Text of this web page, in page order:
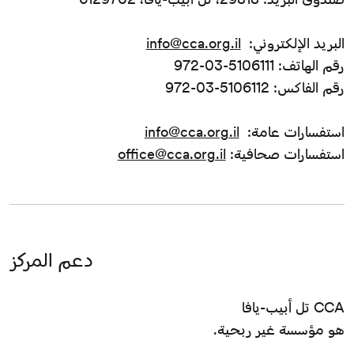
البريد الإلكتروني: info@cca.org.il
رقم الهاتف: 5106111-03-972
رقم الفاكس: 5106112-03-972
استفسارات عامة: info@cca.org.il
استفسارات صحافية: office@cca.org.il
دعم المركز
CCA تل أبيب-يافا
هو مؤسسة غير ربحية.